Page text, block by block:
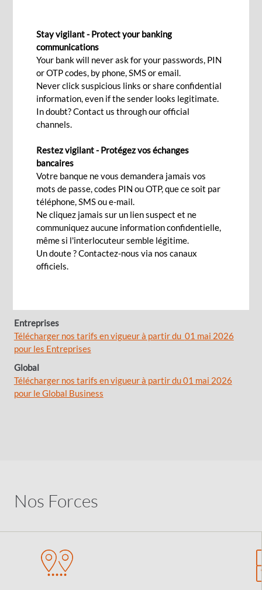
La dernière grille tarifaire de la BCP Bank
(Mauritius) est disponible.
Vous pouvez prendre connaissance de nos
marchés, comme suit:
Actuellement en vigueur:
Particuliers
Télécharger nos tarifs en vigueur à partir du01 mai 2026
pour les Particuliers
Professionnels
Entreprises
Télécharger nos tarifs en vigueur à partir du 01 mai 2026
pour les Entreprises
Global
Télécharger nos tarifs en vigueur à partir du 01 mai 2026
pour le Global Business
Nos Forces
Stay vigilant - Protect your banking
communications
Your bank will never ask for your passwords, PIN
or OTP codes, by phone, SMS or email.
Never click suspicious links or share confidential
information, even if the sender looks legitimate.
In doubt? Contact us through our official
channels.
Restez vigilant - Protégez vos échanges
bancaires
Votre banque ne vous demandera jamais vos
mots de passe, codes PIN ou OTP, que ce soit par
téléphone, SMS ou e-mail.
Ne cliquez jamais sur un lien suspect et ne
communiquez aucune information confidentielle,
même si l'interlocuteur semble légitime.
Un doute ? Contactez-nous via nos canaux
officiels.